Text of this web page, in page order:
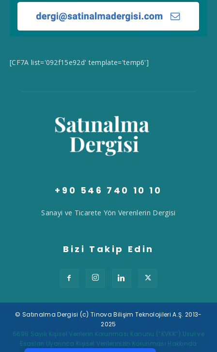
Tek Tıkla Ödeme Kolaylığı
7/24 Canlı Destek
[CF7A list='092f15e92d' template='temp6']
+90 546 740 10 10
Sanayi ve Ticarete Yön Verenlerin Dergisi
Bizi Takip Edin
© Satınalma Dergisi (c) Tinova Bilişim Teknolojileri A.Ş. 2013-
2025
6698 Sayılı Kişisel Verilerin Korunması Kanunu (“KVKK”) Usul ve
Esasları Uyarınca Kişisel Verilerinizin Korunması Hakkında